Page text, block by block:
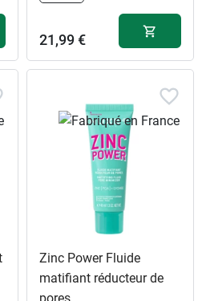
21,99 €
Zinc Power Fluide
matifiant réducteur de